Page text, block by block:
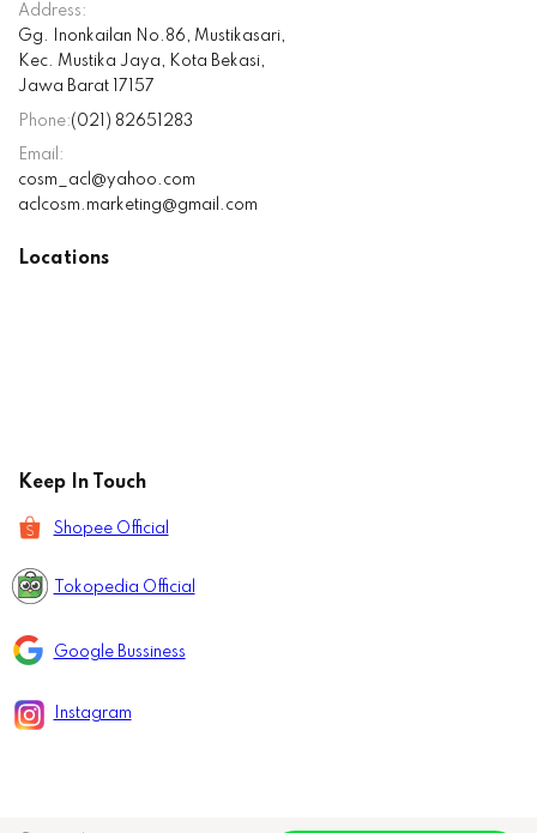
Address:
Gg. Inonkailan No.86, Mustikasari,
Kec. Mustika Jaya, Kota Bekasi,
Jawa Barat 17157
Phone:(021) 82651283
Email:
cosm_acl@yahoo.com
aclcosm.marketing@gmail.com
Locations
Keep In Touch
Shopee Official
Tokopedia Official
Google Bussiness
Instagram